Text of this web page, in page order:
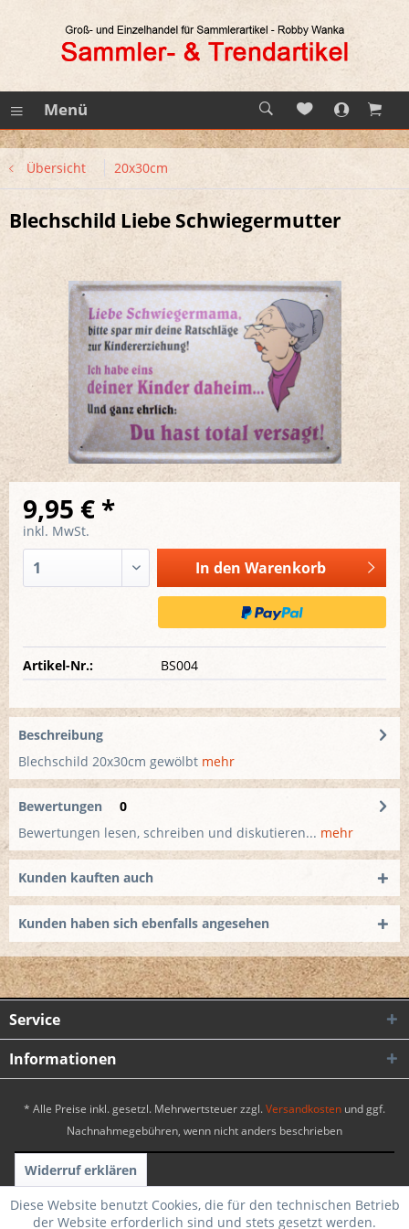
Menü
Übersicht 20x30cm
Blechschild Liebe Schwiegermutter
9,95 € *
inkl. MwSt.
In den Warenkorb
Artikel-Nr.: BS004
Beschreibung
Blechschild 20x30cm gewölbt mehr
Bewertungen
0
Bewertungen lesen, schreiben und diskutieren... mehr
Kunden kauften auch
Kunden haben sich ebenfalls angesehen
Service
Informationen
* Alle Preise inkl. gesetzl. Mehrwertsteuer zzgl.Versandkosten und ggf.
Nachnahmegebühren, wenn nicht anders beschrieben
Widerruf erklären
Realisiert mit Shopware | Theme by WebSelect
Diese Website benutzt Cookies, die für den technischen Betrieb
der Website erforderlich sind und stets gesetzt werden.